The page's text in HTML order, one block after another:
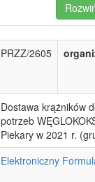
PRZZ/2605
Dostawa krążników
potrzeb
Piekary w 2021 r.
Elektroniczny